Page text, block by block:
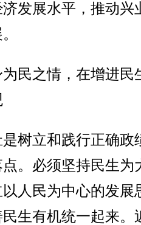
发展水平，推动兴
之情，在增进民
立和践行正确政
。必须坚持民生为
人民为中心的发展
生有机统一起来。